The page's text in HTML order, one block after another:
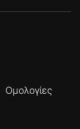
Ομολογίες